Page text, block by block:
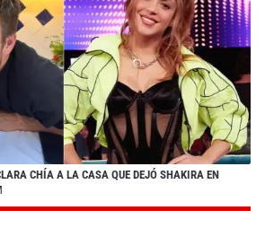
CHÍA A LA CASA QUE DEJÓ SHAKIRA EN